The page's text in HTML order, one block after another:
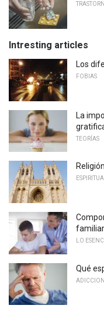
Intresting articles
Los
FOBIAS
La
TEORÍAS
LO
Qué
ADICCION